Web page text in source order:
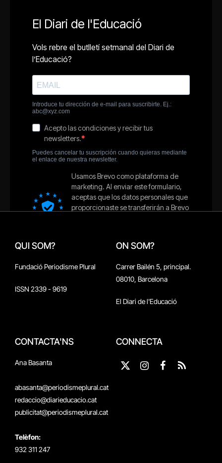
QUI SOM?
Fundació Periodisme Plural
ISSN 2339 - 9619
ON SOM?
Carrer Bailén 5, principal.
08010, Barcelona
El Diari de l'Educació
CONTACTA'NS
Ana Basanta
abasanta@periodismeplural.cat
redaccio@diarieducacio.cat
publicitat@periodismeplural.cat
Telèfon:
932 311 247
CONNECTA
X
Instagram
Facebook
RSS